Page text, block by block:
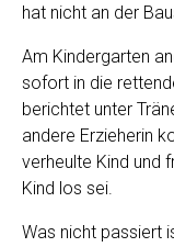
hat nicht an der
Am Kindergarten
sofort in die
berichtet unter
andere Erzieherin
verheulte Kind und
Kind los sei.
Was nicht passiert